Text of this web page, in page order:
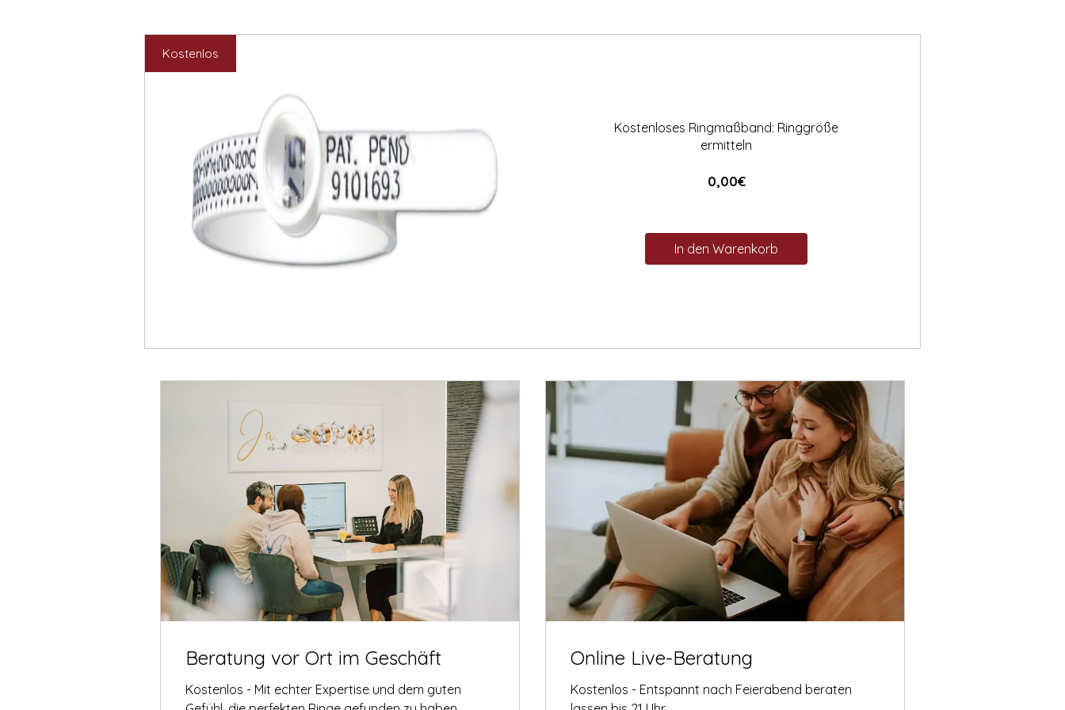
Kostenlos
Kostenloses Ringmaßband: Ringgröße
ermitteln
0,00€Preis
In den Warenkorb
Beratung vor Ort im Geschäft
Kostenlos - Mit echter Expertise und dem guten
Online Live-Beratung
Kostenlos - Entspannt nach Feierabend beraten